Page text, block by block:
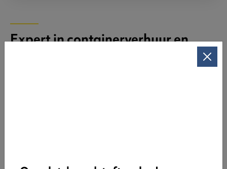
Expert in containerverhuur en